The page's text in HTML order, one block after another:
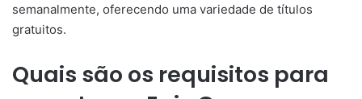
semanalmente, oferecendo uma variedade de títulos
gratuitos.
Quais são os requisitos para